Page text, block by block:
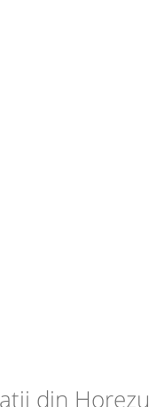
din Horezu